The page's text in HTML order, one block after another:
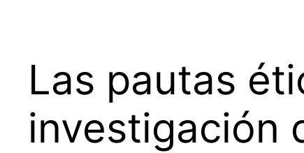
Las pautas
investigación